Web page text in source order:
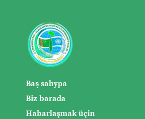
Baş sahypa
Biz barada
Habarlaşmak üçin